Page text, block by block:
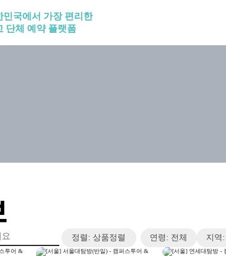
민국에서 가장 편리한
단체 예약 플랫폼
정렬: 상품정렬 연령: 전체 지역